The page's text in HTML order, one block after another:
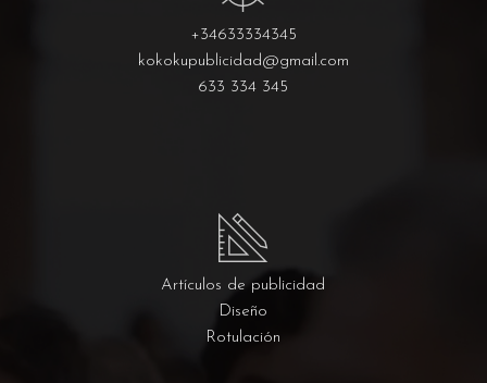
+34633334345
kokokupublicidad@gmail.com
633 334 345
Artículos de publicidad
Diseño
Rotulación